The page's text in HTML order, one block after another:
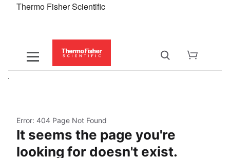
Thermo Fisher Scientific